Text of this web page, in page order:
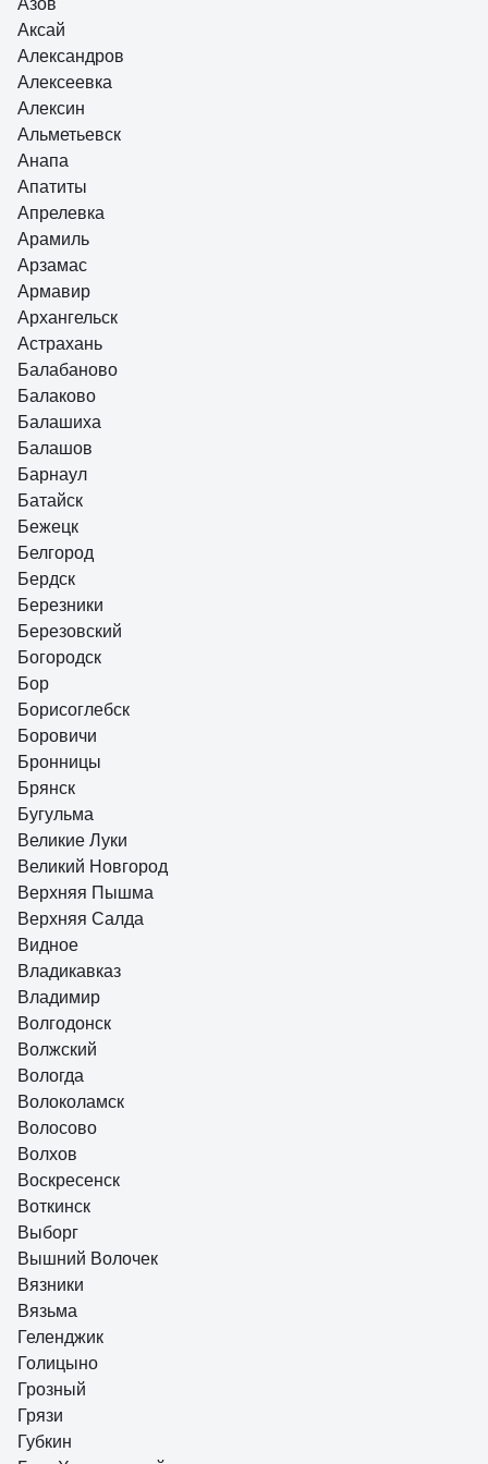
Азов
Аксай
Александров
Алексеевка
Алексин
Альметьевск
Анапа
Апатиты
Апрелевка
Арамиль
Арзамас
Армавир
Архангельск
Астрахань
Балабаново
Балаково
Балашиха
Балашов
Барнаул
Батайск
Бежецк
Белгород
Бердск
Березники
Березовский
Богородск
Бор
Борисоглебск
Боровичи
Бронницы
Брянск
Бугульма
Великие Луки
Великий Новгород
Верхняя Пышма
Верхняя Салда
Видное
Владикавказ
Владимир
Волгодонск
Волжский
Вологда
Волоколамск
Волосово
Волхов
Воскресенск
Воткинск
Выборг
Вышний Волочек
Вязники
Вязьма
Геленджик
Голицыно
Грозный
Грязи
Губкин